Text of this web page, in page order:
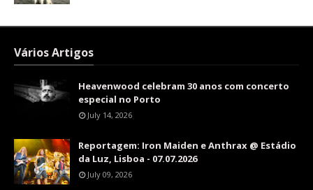
Vários Artigos
Heavenwood celebram 30 anos com concerto
especial no Porto
July 14, 2026
Reportagem: Iron Maiden e Anthrax @ Estádio
da Luz, Lisboa - 07.07.2026
July 09, 2026